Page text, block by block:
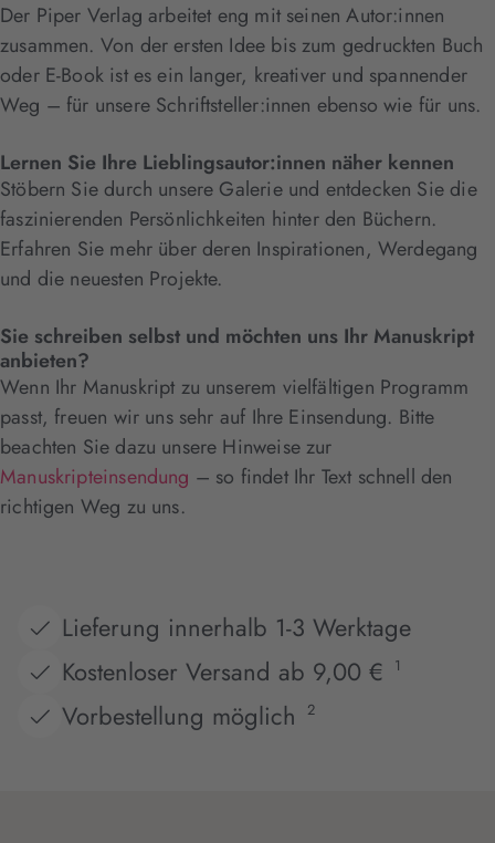
Der Piper Verlag arbeitet eng mit seinen Autor:innen
zusammen. Von der ersten Idee bis zum gedruckten Buch
oder E-Book ist es ein langer, kreativer und spannender
Weg – für unsere Schriftsteller:innen ebenso wie für uns.
Lernen Sie Ihre Lieblingsautor:innen näher kennen
Stöbern Sie durch unsere Galerie und entdecken Sie die
faszinierenden Persönlichkeiten hinter den Büchern.
Erfahren Sie mehr über deren Inspirationen, Werdegang
und die neuesten Projekte.
Sie schreiben selbst und möchten uns Ihr Manuskript
anbieten?
Wenn Ihr Manuskript zu unserem vielfältigen Programm
passt, freuen wir uns sehr auf Ihre Einsendung. Bitte
beachten Sie dazu unsere Hinweise zur
Manuskripteinsendung – so findet Ihr Text schnell den
richtigen Weg zu uns.
Lieferung innerhalb 1-3 Werktage
Kostenloser Versand ab 9,00 €
1
Vorbestellung möglich 2